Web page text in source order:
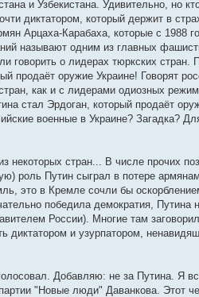
и Узбекистана. Удивительно, но
диктатором, который держит в
Арцаха-Карабаха, которые с
называют одним из главных
говорить о лидерах тюркских
продаёт оружие Украине! Говорят
как и с лидерами одиозных
стал Эрдоган, который продаёт
военные в Украине? Загадка?
некоторых стран... В числе прочих
роль Путин сыграл в потере
это в Кремле сочли бы
победила демократия,
России). Многие там
диктатором и узурпатором,
Добавляю: не за Путина. Я
"Новые люди" Даванкова. Этот